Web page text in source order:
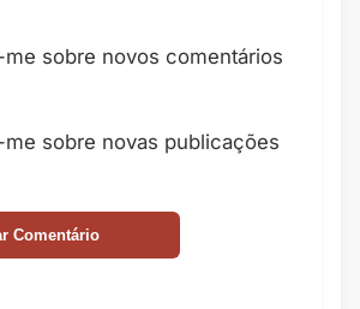
sobre novos comentários
sobre novas publicações